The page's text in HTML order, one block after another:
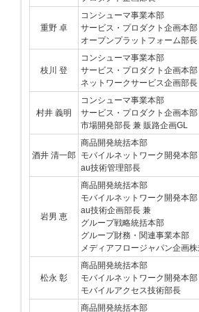
重野 卓
コンシューマ事業本部
サービス・プロダクト企画本部
オープンプラットフォーム部長
枝川 登
コンシューマ事業本部
サービス・プロダクト企画本部
ネットワークサービス企画部長
村井 義明
コンシューマ事業本部
サービス・プロダクト企画本部
市場開発部長 兼 販路企画GL
酒井 清一郎
商品開発統括本部
モバイルネットワーク開発本部
au技術管理部長
岩男 恵
商品開発統括本部
モバイルネットワーク開発本部
au技術企画部長 兼
グループ戦略統括本部
グループ財務・関連事業本部
メディアフロージャパン企画
松永 彰
商品開発統括本部
モバイルネットワーク開発本部
モバイルアクセス技術部長
商品開発統括本部